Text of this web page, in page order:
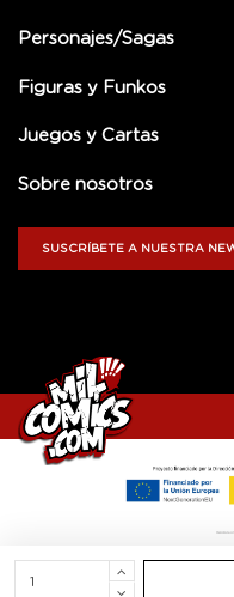
Personajes/Sagas
Figuras y Funkos
Juegos y Cartas
Sobre nosotros
SUSCRÍBETE A NUESTRA